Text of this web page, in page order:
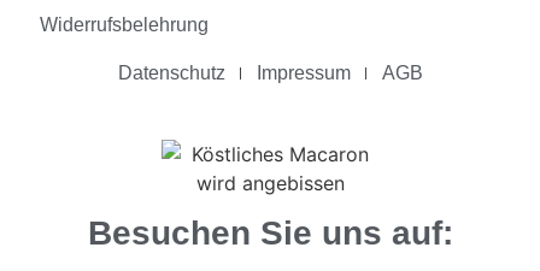
Widerrufsbelehrung
Datenschutz Impressum AGB
Besuchen Sie uns auf: